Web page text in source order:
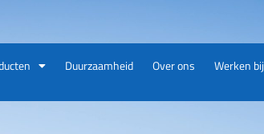
Duurzaamheid Over ons Werken bij